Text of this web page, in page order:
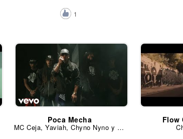
1
Poca Mecha
MC Ceja, Yaviah, Chyno Nyno y Omar Garcia & Siete Nueve
Flow